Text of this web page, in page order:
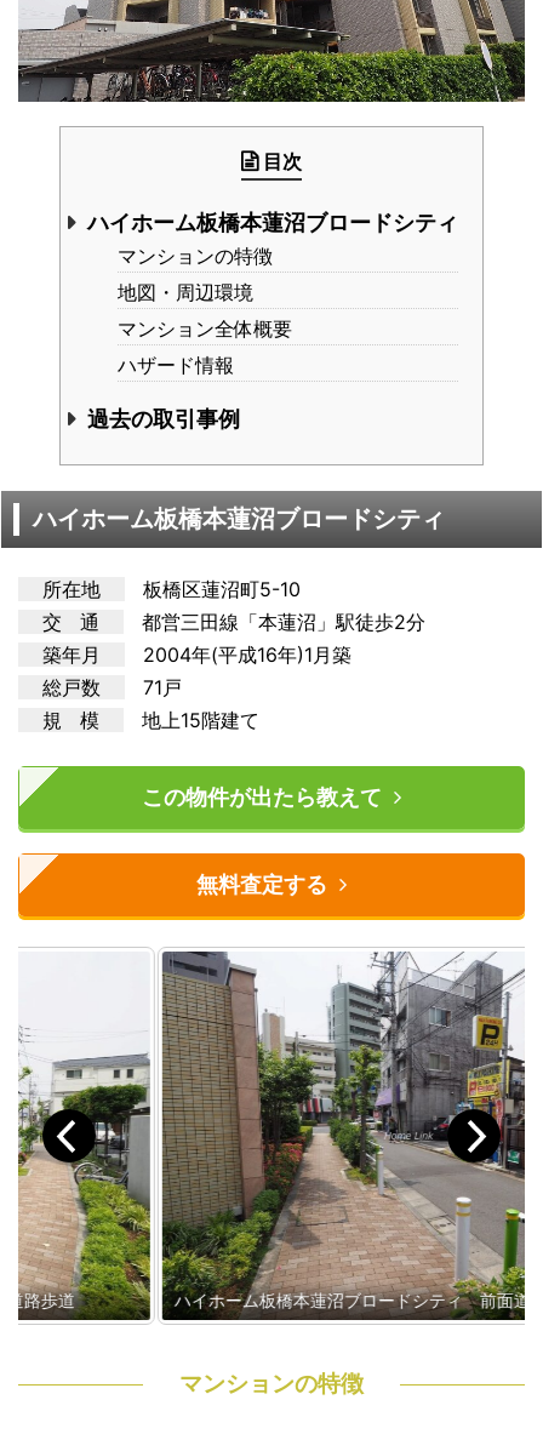
目次
ハイホーム板橋本蓮沼ブロードシティ
マンションの特徴
地図・周辺環境
マンション全体概要
ハザード情報
過去の取引事例
ハイホーム板橋本蓮沼ブロードシティ
所在地
板橋区蓮沼町5-10
交 通
都営三田線「本蓮沼」駅徒歩2分
築年月
2004年(平成16年)1月築
総戸数
71戸
規 模
地上15階建て
この物件が出たら教えて
無料査定する
ハイホーム板橋本蓮沼ブロードシティ 前面道路
マンションの特徴